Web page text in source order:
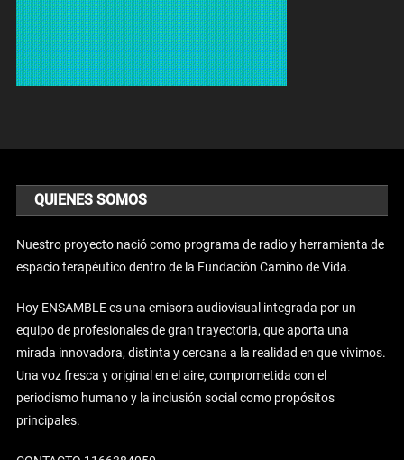
QUIENES SOMOS
Nuestro proyecto nació como programa de radio y herramienta de
espacio terapéutico dentro de la Fundación Camino de Vida.
Hoy ENSAMBLE es una emisora audiovisual integrada por un
equipo de profesionales de gran trayectoria, que aporta una
mirada innovadora, distinta y cercana a la realidad en que vivimos.
Una voz fresca y original en el aire, comprometida con el
periodismo humano y la inclusión social como propósitos
principales.